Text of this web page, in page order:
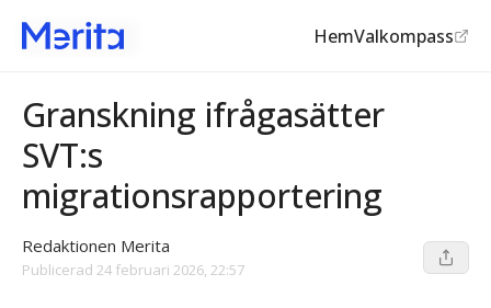
HemValkompass
Public service
Granskning ifrågasätter
SVT:s
migrationsrapportering
Redaktionen Merita
Publicerad 24 februari 2026, 22:57